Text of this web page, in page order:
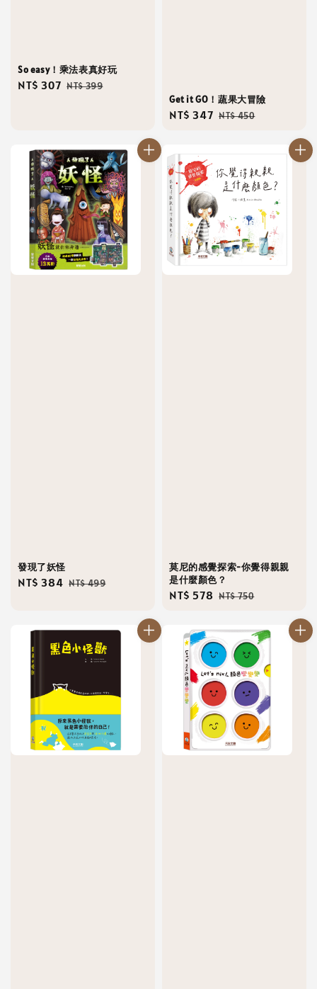
So easy！乘法表真好玩
Sale
NT$ 307 Regular
NT$ 399
Get it GO！蔬果大冒險
Sale
NT$ 347 Regular
NT$ 450
發現了妖怪
Sale
NT$ 384 Regular
NT$ 499
莫尼的感覺探索-你覺得親親
是什麼顏色？
Sale
NT$ 578 Regular
NT$ 750